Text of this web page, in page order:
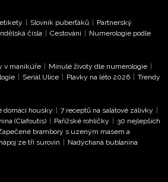
| Slovník puberťáků | Partnerský
čísla | Cestování | Numerologie podle
v manikúře | Minulé životy dle numerologie |
| Seriál Ulice | Plavky na léto 2026 | Trendy
domácí housky | 7 receptů na salátové zálivky |
(Clafoutis) | Pařížské rohlíčky | 30 nejlepších
brambory s uzeným masem a
ze tří surovin | Nadýchaná bublanina